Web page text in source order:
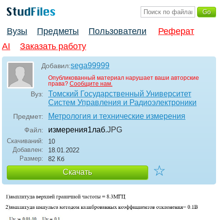
Вузы Предметы Пользователи
Реферат
AI
Заказать работу
Добавил:sega99999
Опубликованный материал нарушает ваши авторские
права? Сообщите нам.
Вуз:
Томский Государственный Университет
Систем Управления и Радиоэлектроники
Предмет: Метрология и технические измерения
Файл: измерения1лаб.JPG
Скачиваний:
10
Добавлен:
18.01.2022
Размер:
82 Кб
Скачать ☆